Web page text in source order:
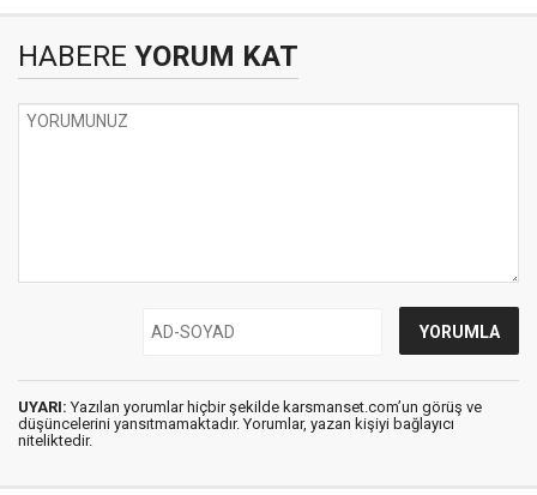
HABERE YORUM KAT
UYARI: Yazılan yorumlar hiçbir şekilde karsmanset.com’un görüş ve
düşüncelerini yansıtmamaktadır. Yorumlar, yazan kişiyi bağlayıcı
niteliktedir.